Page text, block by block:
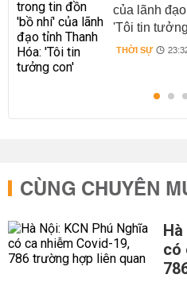
của lãnh
'Tôi tin
THỜI SỰ
CÙNG CHUYÊN
có